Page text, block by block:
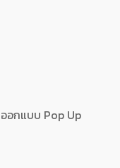
อกแบบ Pop Up